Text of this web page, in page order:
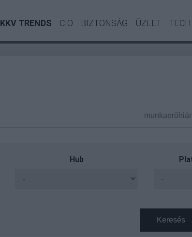
KKV TRENDS CIO BIZTONSÁG ÜZLET TECH
Hub
Keresés